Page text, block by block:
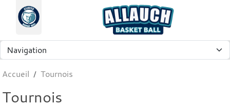
Accueil Tournois
Tournois
Panneau de gestion des cookies